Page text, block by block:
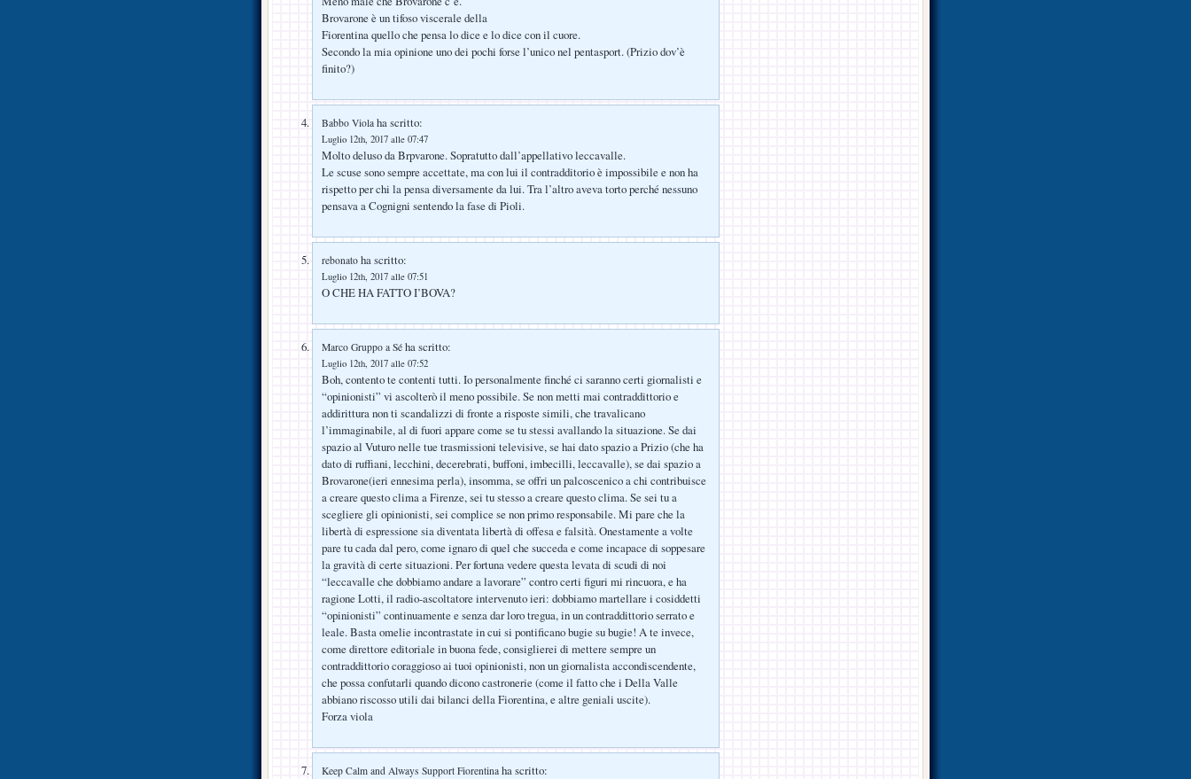
Brovarone è un tifoso viscerale della
Fiorentina quello che pensa lo dice e lo dice con il cuore.
Secondo la mia opinione uno dei pochi forse l’unico nel pentasport. (Prizio dov’è
finito?)
Babbo Viola ha scritto:
Luglio 12th, 2017 alle 07:47
Molto deluso da Brpvarone. Sopratutto dall’appellativo leccavalle.
Le scuse sono sempre accettate, ma con lui il contradditorio è impossibile e non ha
rispetto per chi la pensa diversamente da lui. Tra l’altro aveva torto perché nessuno
pensava a Cognigni sentendo la fase di Pioli.
rebonato ha scritto:
Luglio 12th, 2017 alle 07:51
O CHE HA FATTO I’BOVA?
Marco Gruppo a Sé ha scritto:
Luglio 12th, 2017 alle 07:52
Boh, contento te contenti tutti. Io personalmente finché ci saranno certi giornalisti e
“opinionisti” vi ascolterò il meno possibile. Se non metti mai contraddittorio e
addirittura non ti scandalizzi di fronte a risposte simili, che travalicano
l’immaginabile, al di fuori appare come se tu stessi avallando la situazione. Se dai
spazio al Vuturo nelle tue trasmissioni televisive, se hai dato spazio a Prizio (che ha
dato di ruffiani, lecchini, decerebrati, buffoni, imbecilli, leccavalle), se dai spazio a
Brovarone(ieri ennesima perla), insomma, se offri un palcoscenico a chi contribuisce
a creare questo clima a Firenze, sei tu stesso a creare questo clima. Se sei tu a
scegliere gli opinionisti, sei complice se non primo responsabile. Mi pare che la
libertà di espressione sia diventata libertà di offesa e falsità. Onestamente a volte
pare tu cada dal pero, come ignaro di quel che succeda e come incapace di soppesare
la gravità di certe situazioni. Per fortuna vedere questa levata di scudi di noi
“leccavalle che dobbiamo andare a lavorare” contro certi figuri mi rincuora, e ha
ragione Lotti, il radio-ascoltatore intervenuto ieri: dobbiamo martellare i cosiddetti
“opinionisti” continuamente e senza dar loro tregua, in un contraddittorio serrato e
leale. Basta omelie incontrastate in cui si pontificano bugie su bugie! A te invece,
come direttore editoriale in buona fede, consiglierei di mettere sempre un
contraddittorio coraggioso ai tuoi opinionisti, non un giornalista accondiscendente,
che possa confutarli quando dicono castronerie (come il fatto che i Della Valle
abbiano riscosso utili dai bilanci della Fiorentina, e altre geniali uscite).
Forza viola
Keep Calm and Always Support Fiorentina ha scritto: